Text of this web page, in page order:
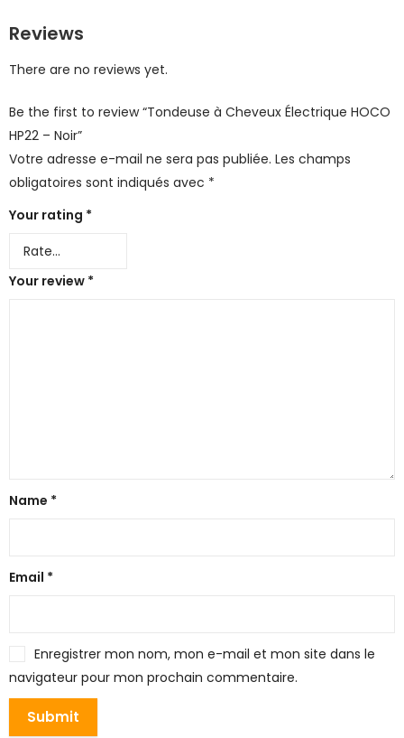
Reviews
There are no reviews yet.
Be the first to review “Tondeuse à Cheveux Électrique HOCO
HP22 – Noir”
Votre adresse e-mail ne sera pas publiée. Les champs
obligatoires sont indiqués avec *
Your rating *
Your review *
Name *
Email *
Enregistrer mon nom, mon e-mail et mon site dans le
navigateur pour mon prochain commentaire.